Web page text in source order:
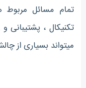
تمام مسائل
تکنیکال ،
میتواند بسیاری از